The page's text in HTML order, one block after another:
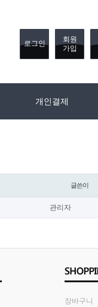
로그인
회원
가입
개인결제
글쓴이
관리자
장바구니